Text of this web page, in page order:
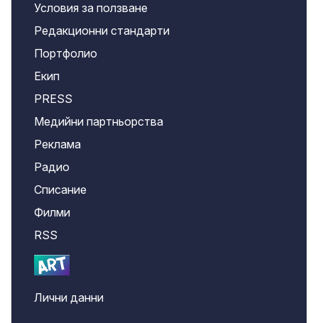
Условия за ползване
Редакционни стандарти
Портфолио
Екип
PRESS
Медийни партньорства
Реклама
Радио
Списание
Филми
RSS
Лични данни